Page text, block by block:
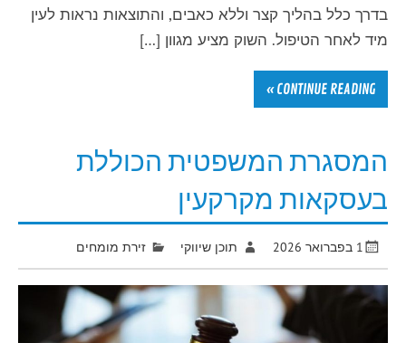
בדרך כלל בהליך קצר וללא כאבים, והתוצאות נראות לעין
מיד לאחר הטיפול. השוק מציע מגוון […]
CONTINUE READING »
המסגרת המשפטית הכוללת
בעסקאות מקרקעין
1 בפברואר 2026 תוכן שיווקי זירת מומחים